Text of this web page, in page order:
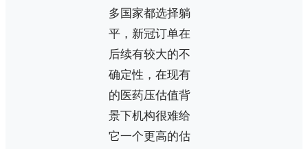
多国家都选择躺
平，新冠订单在
后续有较大的不
确定性，在现有
的医药压估值背
景下机构很难给
它一个更高的估